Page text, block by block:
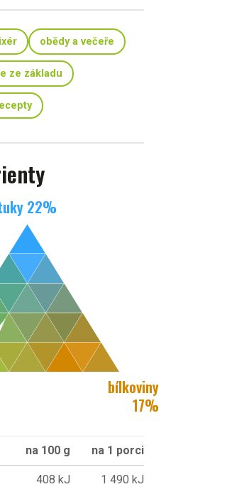
obědy a večeře
ze základu
22%
bílkoviny
17%
na 100 g na 1 porci
408 kJ 1 490 kJ